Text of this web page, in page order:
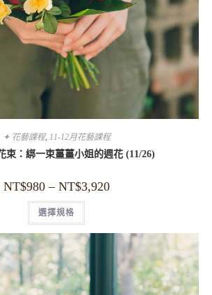
✦ 花藝課程, 11-12月花藝課程
束：綁一束薑薑小姐的週花 (11/26)
NT$980 – NT$3,920
選擇規格